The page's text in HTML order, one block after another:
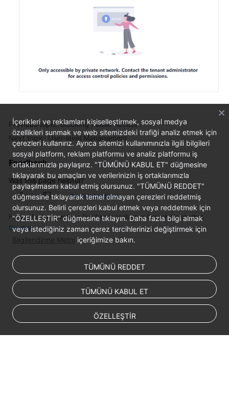
Previous topic: Blocking Public Access
Next topic: User-level Management
Feedback
Was this page helpful?
Provide feedback
For any further questions, feel free to contact us through the chatbot.
Chatbot
İçerikleri ve reklamları kişiselleştirmek, sosyal medya
özellikleri sunmak ve web sitemizdeki trafiği analiz etmek için
çerezleri kullanırız. Ayrıca sitemizi kullanımınızla ilgili bilgileri
sosyal platform, reklam platformu ve analiz platformu iş
ortaklarımızla paylaşırız. "TÜMÜNÜ KABUL ET" düğmesine
tıklayarak bu amaçları ve verilerinizin iş ortaklarımızla
paylaşılmasını kabul etmiş olursunuz. "TÜMÜNÜ REDDET"
düğmesine tıklayarak temel olmayan çerezleri reddetmiş
olursunuz. Belirli çerezleri kabul etmek veya reddetmek için
"ÖZELLEŞTİR" düğmesine tıklayın. Daha fazla bilgi almak
veya istediğiniz zaman çerez tercihlerinizi değiştirmek için
Bilgilendirme Metni içeriğimize bakın.
TÜMÜNÜ REDDET
TÜMÜNÜ KABUL ET
ÖZELLEŞTİR